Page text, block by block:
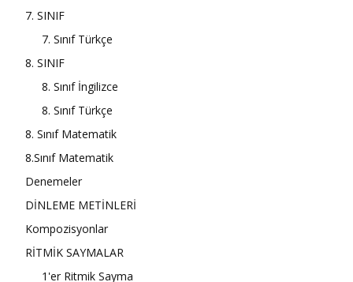
7. SINIF
7. Sınıf Türkçe
8. SINIF
8. Sınıf İngilizce
8. Sınıf Türkçe
8. Sınıf Matematik
8.Sınıf Matematik
Denemeler
DİNLEME METİNLERİ
Kompozisyonlar
RİTMİK SAYMALAR
1'er Ritmik Sayma